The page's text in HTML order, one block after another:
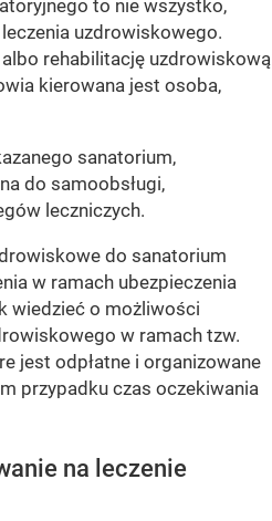
to nie wszystko,
uzdrowiskowego.
rehabilitację uzdrowiskową
kierowana jest osoba,
sanatorium,
do samoobsługi,
leczniczych.
do sanatorium
w ramach ubezpieczenia
wiedzieć o możliwości
w ramach tzw.
jest odpłatne i organizowane
przypadku czas oczekiwania
na leczenie